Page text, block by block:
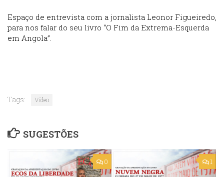
Espaço de entrevista com a jornalista Leonor Figueiredo,
para nos falar do seu livro “O Fim da Extrema-Esquerda
em Angola”.
Tags: Vídeo
SUGESTÕES
0 1